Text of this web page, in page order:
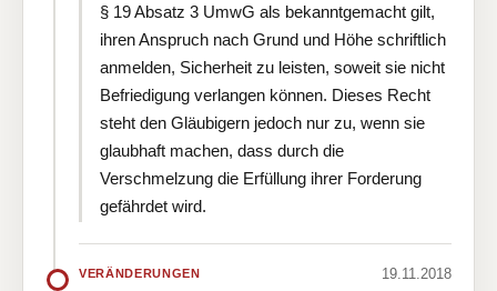
§ 19 Absatz 3 UmwG als bekanntgemacht gilt,
ihren Anspruch nach Grund und Höhe schriftlich
anmelden, Sicherheit zu leisten, soweit sie nicht
Befriedigung verlangen können. Dieses Recht
steht den Gläubigern jedoch nur zu, wenn sie
glaubhaft machen, dass durch die
Verschmelzung die Erfüllung ihrer Forderung
gefährdet wird.
VERÄNDERUNGEN 19.11.2018